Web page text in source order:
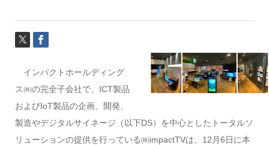
インパクトホールディング
ス㈱の完全子会社で、ICT製品
およびIoT製品の企画、開発、
製造やデジタルサイネージ（以下DS）を中心としたトータルソ
リューションの提供を行っている㈱impactTVは、12月6日に本